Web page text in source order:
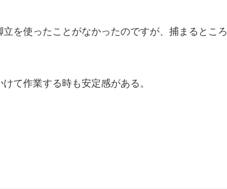
を使ったことがなかったのですが、捕まるところ
て作業する時も安定感がある。